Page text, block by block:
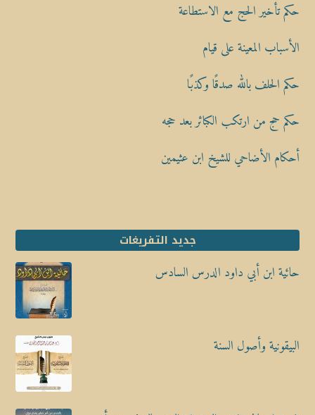
حكم تأخير الحج مع الاستطاعة
الأسباب المعينة على قيام
حكم الحلف بالله صدقًا وكذبًا
حكم حج من ارتكب الكبائر بعد حجه
أحكام الأضاحي للشيخ ابن عثيمين
جديد التفريغات
حائية ابن أبي داود الدرس السادس
البيقونية وأصول السنة